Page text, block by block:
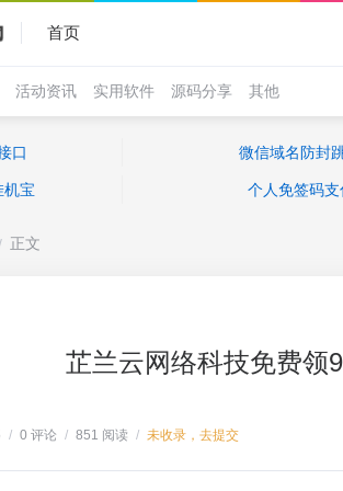
首页
活动资讯 实用软件 源码分享 其他
口 微信域名防封
机宝 个人免签码支
正文
芷兰云网络科技免费领
/ 0 评论 / 851 阅读 / 未收录，去提交